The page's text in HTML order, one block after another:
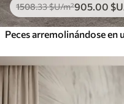
1508.33$U/m²905.00 $U